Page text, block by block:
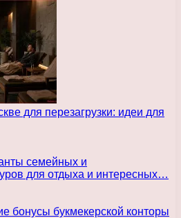
для перезагрузки: идеи для
семейных и
для отдыха и интересных…
бонусы букмекерской конторы